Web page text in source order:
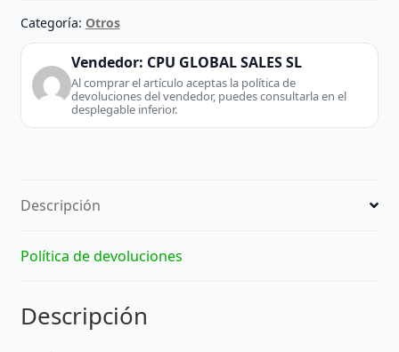
Celeron
N4000/4GB/256GB
SSD/15,6"
cantidad
Categoría: Otros
Vendedor: CPU GLOBAL SALES SL
Al comprar el artículo aceptas la política de
devoluciones del vendedor, puedes consultarla en el
desplegable inferior.
Descripción
Política de devoluciones
Descripción